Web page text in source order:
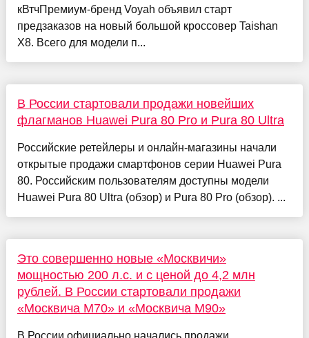
кВтчПремиум-бренд Voyah объявил старт
предзаказов на новый большой кроссовер Taishan
X8. Всего для модели п...
В России стартовали продажи новейших
флагманов Huawei Pura 80 Pro и Pura 80 Ultra
Российские ретейлеры и онлайн-магазины начали
открытые продажи смартфонов серии Huawei Pura
80. Российским пользователям доступны модели
Huawei Pura 80 Ultra (обзор) и Pura 80 Pro (обзор). ...
Это совершенно новые «Москвичи»
мощностью 200 л.с. и с ценой до 4,2 млн
рублей. В России стартовали продажи
«Москвича М70» и «Москвича М90»